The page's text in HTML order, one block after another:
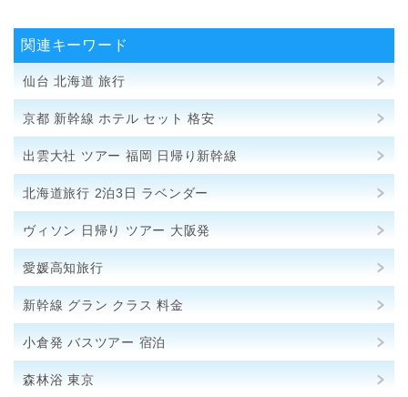
関連キーワード
仙台 北海道 旅行
京都 新幹線 ホテル セット 格安
出雲大社 ツアー 福岡 日帰り新幹線
北海道旅行 2泊3日 ラベンダー
ヴィソン 日帰り ツアー 大阪発
愛媛高知旅行
新幹線 グラン クラス 料金
小倉発 バスツアー 宿泊
森林浴 東京